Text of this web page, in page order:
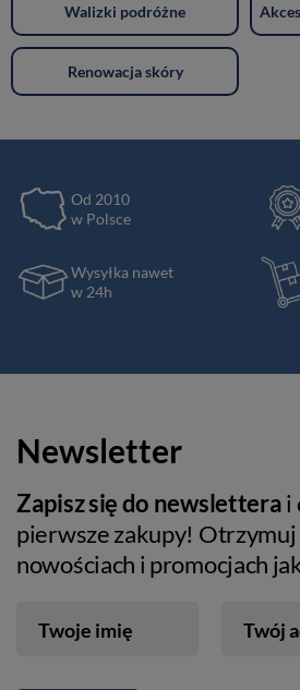
Walizki podróżne
Renowacja skóry
Od 2010
w Polsce
Wysyłka nawet
w 24h
Newsletter
Zapisz się do newsletterai
pierwsze zakupy!
nowościach i promocjach
Twoje imię Twój